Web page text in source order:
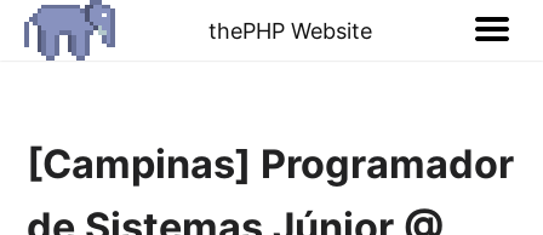
thePHP Website
[Campinas] Programador